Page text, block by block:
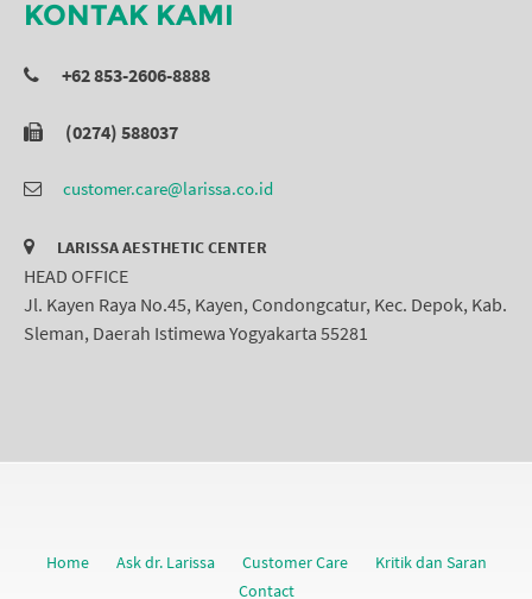
KONTAK KAMI
+62 853-2606-8888
(0274) 588037
customer.care@larissa.co.id
LARISSA AESTHETIC CENTER
HEAD OFFICE
Jl. Kayen Raya No.45, Kayen, Condongcatur, Kec. Depok, Kab.
Sleman, Daerah Istimewa Yogyakarta 55281
Home Ask dr. Larissa Customer Care
Kritik dan Saran
Contact